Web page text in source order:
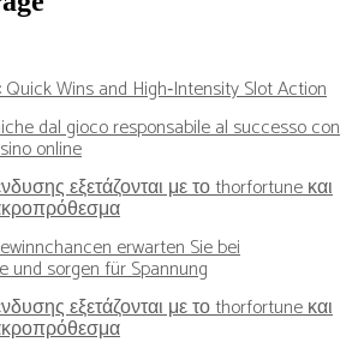
Quick Wins and High‑Intensity Slot Action
dal gioco responsabile al successo con
online
εξετάζονται με το thorfortune και
erwarten Sie bei
und sorgen für Spannung
εξετάζονται με το thorfortune και